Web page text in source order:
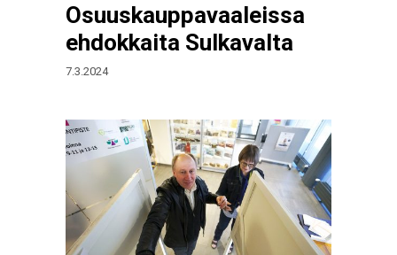
Osuuskauppavaaleissa
ehdokkaita Sulkavalta
7.3.2024